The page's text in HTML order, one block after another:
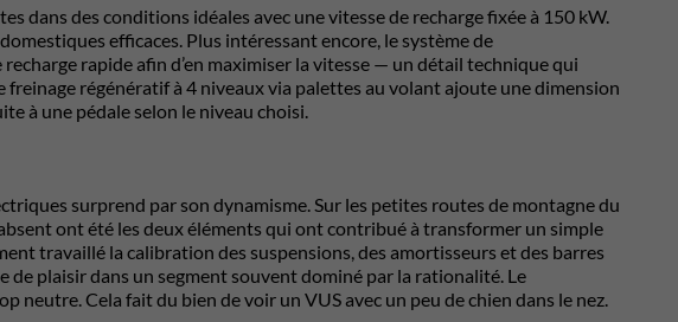
dans des conditions idéales avec une vitesse de recharge fixée à 150 kW.
efficaces. Plus intéressant encore, le système de
rapide afin d’en maximiser la vitesse — un détail technique qui
régénératif à 4 niveaux via palettes au volant ajoute une dimension
à une pédale selon le niveau choisi.
surprend par son dynamisme. Sur les petites routes de montagne du
ont été les deux éléments qui ont contribué à transformer un simple
travaillé la calibration des suspensions, des amortisseurs et des barres
plaisir dans un segment souvent dominé par la rationalité. Le
Cela fait du bien de voir un VUS avec un peu de chien dans le nez.